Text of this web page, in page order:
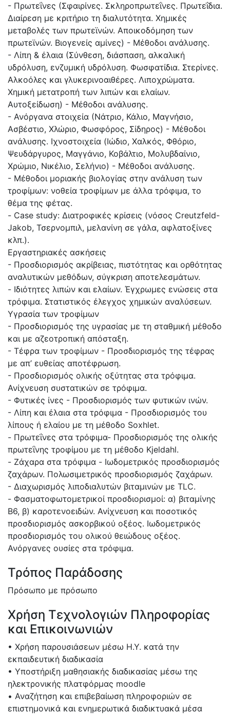
- Πρωτεΐνες (Σφαιρίνες. Σκληροπρωτεΐνες. Πρωτεΐδια.
Διαίρεση με κριτήριο τη διαλυτότητα. Χημικές
μεταβολές των πρωτεϊνών. Αποικοδόμηση των
πρωτεϊνών. Βιογενείς αμίνες) - Μέθοδοι ανάλυσης.
- Λίπη & έλαια (Σύνθεση, διάσπαση, αλκαλική
υδρόλυση, ενζυμική υδρόλυση. Φωσφατίδια. Στερίνες.
Αλκοόλες και γλυκερινοαιθέρες. Λιποχρώματα.
Χημική μετατροπή των λιπών και ελαίων.
Αυτοξείδωση) - Μέθοδοι ανάλυσης.
- Ανόργανα στοιχεία (Νάτριο, Κάλιο, Μαγνήσιο,
Ασβέστιο, Χλώριο, Φωσφόρος, Σίδηρος) - Μέθοδοι
ανάλυσης. Ιχνοστοιχεία (Ιώδιο, Χαλκός, Φθόριο,
Ψευδάργυρος, Μαγγάνιο, Κοβάλτιο, Μολυβδαίνιο,
Χρώμιο, Νικέλιο, Σελήνιο) - Μέθοδοι ανάλυσης.
- Μέθοδοι μοριακής βιολογίας στην ανάλυση των
τροφίμων: νοθεία τροφίμων με άλλα τρόφιμα, το
θέμα της φέτας.
- Case study: Διατροφικές κρίσεις (νόσος Creutzfeld-
Jakob, Τσερνομπιλ, μελανίνη σε γάλα, αφλατοξίνες
κλπ.).
Εργαστηριακές ασκήσεις
- Προσδιορισμός ακρίβειας, πιστότητας και ορθότητας
αναλυτικών μεθόδων, σύγκριση αποτελεσμάτων.
- Ιδιότητες λιπών και ελαίων. Έγχρωμες ενώσεις στα
τρόφιμα. Στατιστικός έλεγχος χημικών αναλύσεων.
Υγρασία των τροφίμων
- Προσδιορισμός της υγρασίας με τη σταθμική μέθοδο
και με αζεοτροπική απόσταξη.
- Τέφρα των τροφίμων - Προσδιορισμός της τέφρας
με απ’ ευθείας αποτέφρωση.
- Προσδιορισμός ολικής οξύτητας στα τρόφιμα.
Ανίχνευση συστατικών σε τρόφιμα.
- Φυτικές ίνες - Προσδιορισμός των φυτικών ινών.
- Λίπη και έλαια στα τρόφιμα - Προσδιορισμός του
λίπους ή ελαίου με τη μέθοδο Soxhlet.
- Πρωτεΐνες στα τρόφιμα- Προσδιορισμός της ολικής
πρωτεΐνης τροφίμου με τη μέθοδο Kjeldahl.
- Ζάχαρα στα τρόφιμα - Ιωδομετρικός προσδιορισμός
ζαχάρων. Πολωσιμετρικός προσδιορισμός ζαχάρων.
- Διαχωρισμός λιποδιαλυτών βιταμινών με TLC.
- Φασματοφωτομετρικοί προσδιορισμοί: α) βιταμίνης
Β6, β) καροτενοειδών. Ανίχνευση και ποσοτικός
προσδιορισμός ασκορβικού οξέος. Ιωδομετρικός
προσδιορισμός του ολικού θειώδους οξέος.
Ανόργανες ουσίες στα τρόφιμα.
Τρόπος Παράδοσης
Πρόσωπο με πρόσωπο
Χρήση Τεχνολογιών Πληροφορίας
και Επικοινωνιών
• Χρήση παρουσιάσεων μέσω Η.Υ. κατά την
εκπαιδευτική διαδικασία
• Υποστήριξη μαθησιακής διαδικασίας μέσω της
ηλεκτρονικής πλατφόρμας moodle
• Αναζήτηση και επιβεβαίωση πληροφοριών σε
επιστημονικά και ενημερωτικά διαδικτυακά μέσα